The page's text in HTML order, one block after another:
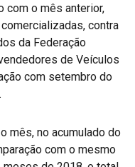
com o mês anterior,
contra
da Federação
de Veículos
com setembro do
mês, no acumulado do
com o mesmo